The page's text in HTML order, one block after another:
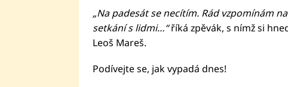
„Na padesát se necítím. Rád vzpomínám
setkání s lidmi…“říká zpěvák, s nímž si
Leoš Mareš.
Podívejte se, jak vypadá dnes!